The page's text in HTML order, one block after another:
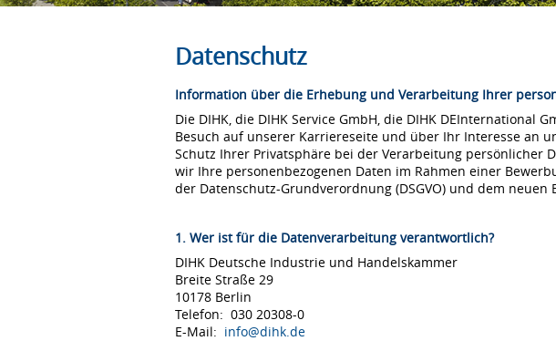
Datenschutz
Information über die Erhebung und Verarbeitung Ihrer
Die DIHK, die DIHK Service GmbH, die DIHK DEInternational
Besuch auf unserer Karriereseite und über Ihr Interesse an
Schutz Ihrer Privatsphäre bei der Verarbeitung persönlicher
wir Ihre personenbezogenen Daten im Rahmen einer
der Datenschutz-Grundverordnung (DSGVO) und dem neuen
1. Wer ist für die Datenverarbeitung verantwortlich?
DIHK Deutsche Industrie und Handelskammer
Breite Straße 29
10178 Berlin
Telefon: 030 20308-0
E-Mail: info@dihk.de